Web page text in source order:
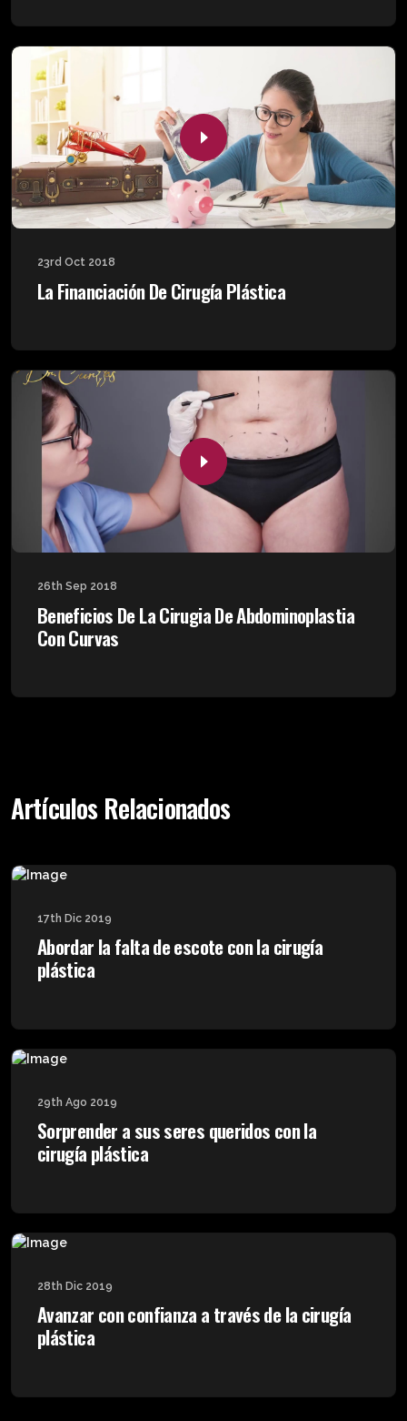
23rd Oct 2018
La Financiación De Cirugía Plástica
26th Sep 2018
Beneficios De La Cirugia De Abdominoplastia
Con Curvas
Artículos Relacionados
17th Dic 2019
Abordar la falta de escote con la cirugía
plástica
29th Ago 2019
Sorprender a sus seres queridos con la
cirugía plástica
28th Dic 2019
Avanzar con confianza a través de la cirugía
plástica